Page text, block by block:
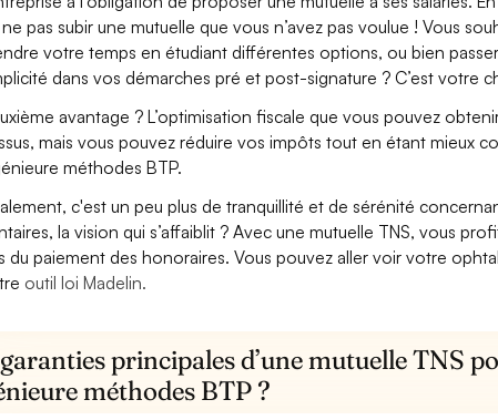
pas subir une mutuelle que vous n’avez pas voulue ! Vous
votre temps en étudiant différentes options, ou bien
dans vos démarches pré et post-signature ? C’est votre
avantage ? L’optimisation fiscale que vous pouvez
mais vous pouvez réduire vos impôts tout en étant mieux
méthodes BTP.
c'est un peu plus de tranquillité et de sérénité
la vision qui s’affaiblit ? Avec une mutuelle TNS, vous
du paiement des honoraires. Vous pouvez aller voir votre
outil loi Madelin.
principales d’une mutuelle TNS
méthodes BTP ?